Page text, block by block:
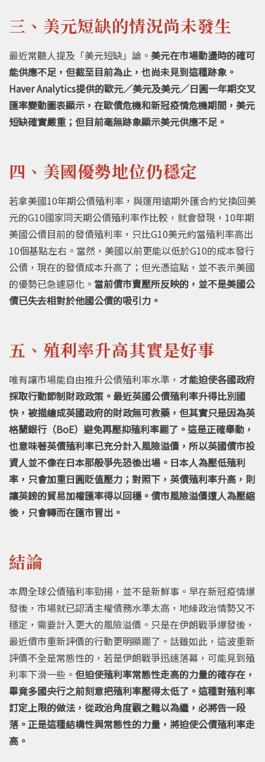
三、美元短缺的情況尚未發生
最近常聽人提及「美元短缺」論。 美元在市場動盪時的確可
能供應不足，但截至目前為止，也尚未見到這種跡象。
Haver Analytics提供的歐元／美元及美元／日圓一年期交叉
匯率變動圖表顯示，在歐債危機和新冠疫情危機期間，美元
短缺確實嚴重；但目前毫無跡象顯示美元供應不足。
四、美國優勢地位仍穩定
若拿美國10年期公債殖利率，與運用遠期外匯合約兌換回美
元的G10國家同天期公債殖利率作比較，就會發現，10年期
美國公債目前的發債殖利率，只比G10美元約當殖利率高出
10個基點左右。當然，美國以前更能以低於G10的成本發行
公債，現在的發債成本升高了；但光憑這點，並不表示美國
的優勢已急遽惡化。 當前債市賣壓所反映的，並不是美國公
債已失去相對於他國公債的吸引力。
五、殖利率升高其實是好事
唯有讓市場能自由推升公債殖利率水準， 才能迫使各國政府
採取行動節制財政政策。最近英國公債殖利率升得比別國
快，被描繪成英國政府的財政無可救藥，但其實只是因為英
格蘭銀行（BoE）避免再壓抑殖利率罷了。這是正確舉動，
也意味著英債殖利率已充分計入風險溢價，所以英國債市投
資人並不像在日本那般爭先恐後出場。日本人為壓低殖利
率，只會加重日圓貶值壓力；對照下，英債殖利率升高，則
讓英鎊的貿易加權匯率得以回穩。債市風險溢價遭人為壓縮
後，只會轉而在匯市冒出。
結論
本周全球公債殖利率勁揚，並不是新鮮事。早在新冠疫情爆
發後，市場就已認清主權債務水準太高，地緣政治情勢又不
穩定，需要計入更大的風險溢價。只是在伊朗戰爭爆發後，
最近債市重新評價的行動更明顯罷了。話雖如此，這波重新
評價不全是常態性的，若是伊朗戰爭迅速落幕，可能見到殖
利率下滑一些。 但迫使殖利率常態性走高的力量的確存在，
畢竟多國央行之前刻意把殖利率壓得太低了。這種對殖利率
訂定上限的做法，從政治角度觀之難以為繼，必將告一段
落。正是這種結構性與常態性的力量，將迫使公債殖利率走
高。